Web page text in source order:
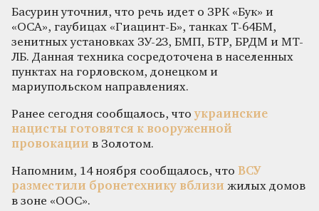
Басурин уточнил, что речь идет о ЗРК «Бук» и
«ОСА», гаубицах «Гиацинт-Б», танках Т-64БМ,
зенитных установках ЗУ-23, БМП, БТР, БРДМ и МТ-
ЛБ. Данная техника сосредоточена в населенных
пунктах на горловском, донецком и
мариупольском направлениях.
Ранее сегодня сообщалось, чтоукраинские
нацисты готовятся к вооруженной
провокации в Золотом.
Напомним, 14 ноября сообщалось, что ВСУ
разместили бронетехнику вблизи жилых домов
в зоне «ООС».